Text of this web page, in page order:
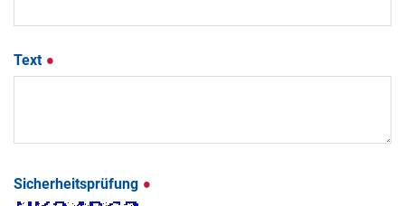
Text
Sicherheitsprüfung